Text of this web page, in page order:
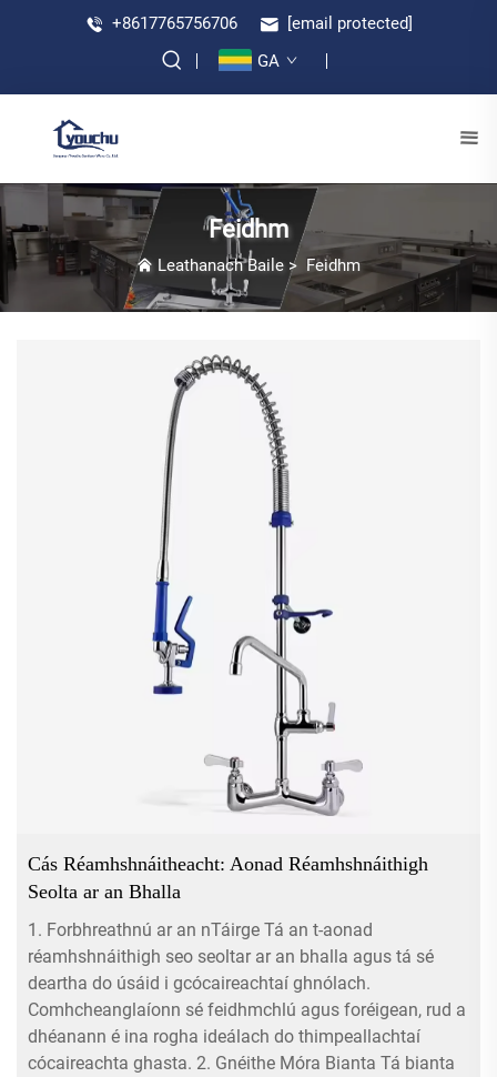
+8617765756706
[email protected]
GA
Feidhm
Leathanach Baile > Feidhm
Cás Réamhshnáitheacht: Aonad Réamhshnáithigh
Seolta ar an Bhalla
1. Forbhreathnú ar an nTáirge Tá an t-aonad
réamhshnáithigh seo seoltar ar an bhalla agus tá sé
deartha do úsáid i gcócaireachtaí ghnólach.
Comhcheanglaíonn sé feidhmchlú agus foréigean, rud a
dhéanann é ina rogha ideálach do thimpeallachtaí
cócaireachta ghasta. 2. Gnéithe Móra Bianta Tá bianta